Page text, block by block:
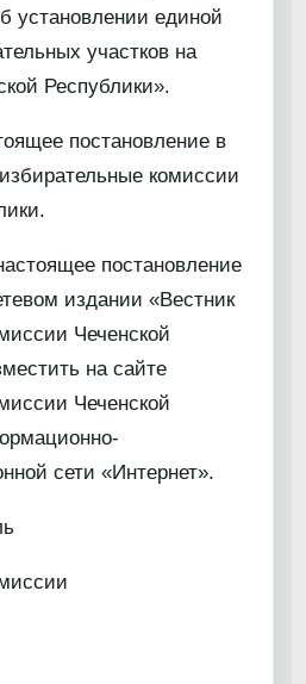
установлении единой
участков на
Республики».
постановление в
комиссии
постановление
издании «Вестник
Чеченской
на сайте
Чеченской
сети «Интернет».